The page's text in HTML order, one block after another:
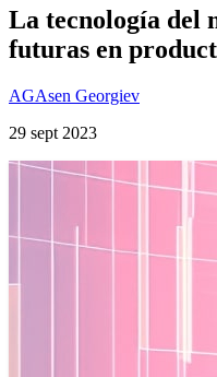
La tecnología del
futuras en
AGAsen Georgiev
29 sept 2023